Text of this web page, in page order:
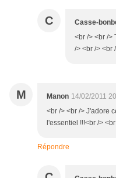
C Casse-
<br /> <br />
/> <br /> <br
M Manon 14/02/2011
<br /> <br /> J'adore
l'essentiel !!!<br />
Répondre